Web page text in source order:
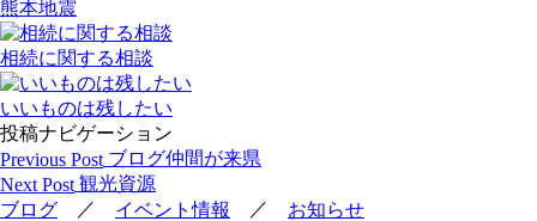
熊本地震
相続に関する相談
いいものは残したい
投稿ナビゲーション
Previous Post ブログ仲間が来県
Next Post 観光資源
ブログ ／ イベント情報 ／ お知らせ